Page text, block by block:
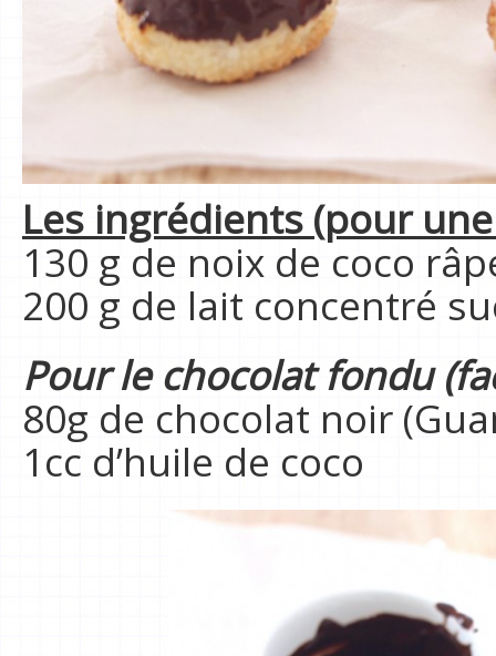
Les ingrédients (pour
130 g de noix de coco
200 g de lait concentré
Pour le chocolat fondu
80g de chocolat noir
1cc d’huile de coco